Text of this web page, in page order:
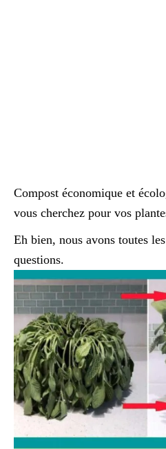
Compost économique et
vous cherchez pour vos
Eh bien, nous avons toutes
questions.